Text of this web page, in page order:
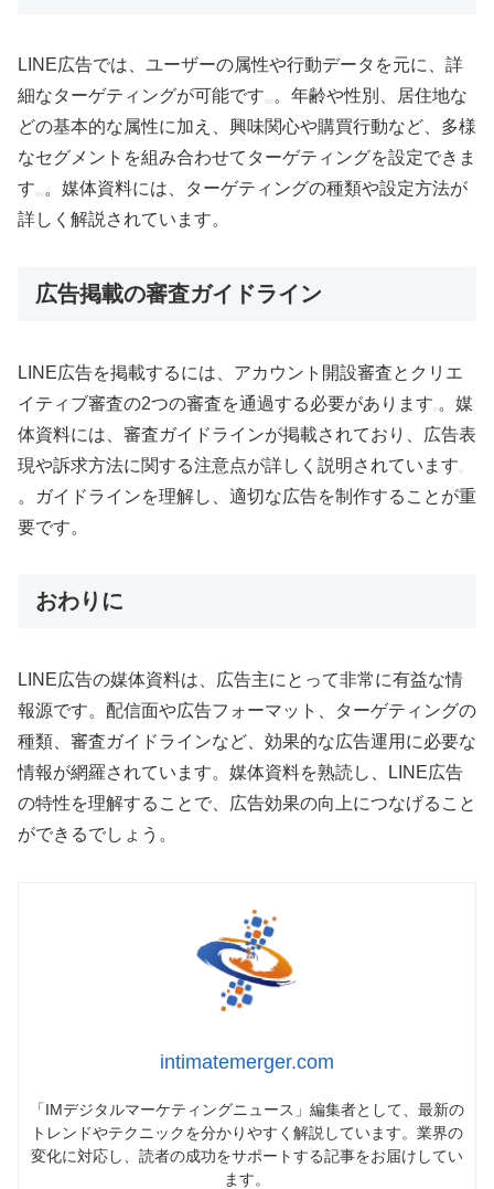
LINE広告では、ユーザーの属性や行動データを元に、詳
細なターゲティングが可能です
。年齢や性別、居住地な
どの基本的な属性に加え、興味関心や購買行動など、多様
なセグメントを組み合わせてターゲティングを設定できま
す
。媒体資料には、ターゲティングの種類や設定方法が
詳しく解説されています。
広告掲載の審査ガイドライン
LINE広告を掲載するには、アカウント開設審査とクリエ
イティブ審査の2つの審査を通過する必要があります 。媒
体資料には、審査ガイドラインが掲載されており、広告表
現や訴求方法に関する注意点が詳しく説明されています
。ガイドラインを理解し、適切な広告を制作することが重
要です。
おわりに
LINE広告の媒体資料は、広告主にとって非常に有益な情
報源です。配信面や広告フォーマット、ターゲティングの
種類、審査ガイドラインなど、効果的な広告運用に必要な
情報が網羅されています。媒体資料を熟読し、LINE広告
の特性を理解することで、広告効果の向上につなげること
ができるでしょう。
intimatemerger.com
「IMデジタルマーケティングニュース」編集者として、最新の
トレンドやテクニックを分かりやすく解説しています。業界の
変化に対応し、読者の成功をサポートする記事をお届けしてい
ます。